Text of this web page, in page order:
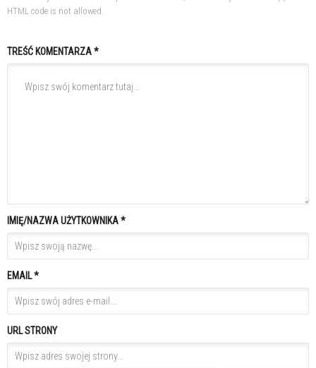
HTML code is not allowed.
TREŚĆ KOMENTARZA *
IMIĘ/NAZWA UŻYTKOWNIKA *
EMAIL *
URL STRONY